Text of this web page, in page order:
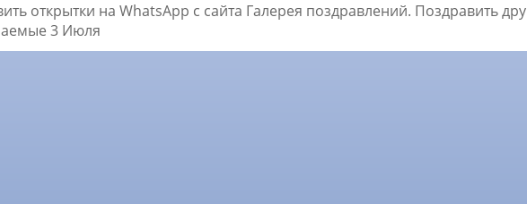
открытки на WhatsApp с сайта Галерея поздравлений. Поздравить
3 Июля